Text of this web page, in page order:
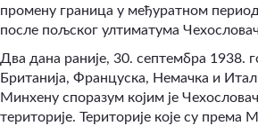
промену граница у међуратном
после пољског ултиматума
Два дана раније, 30. септембра 1938.
Британија, Француска, Немачка и
Минхену споразум којим је
територије. Територије које су према